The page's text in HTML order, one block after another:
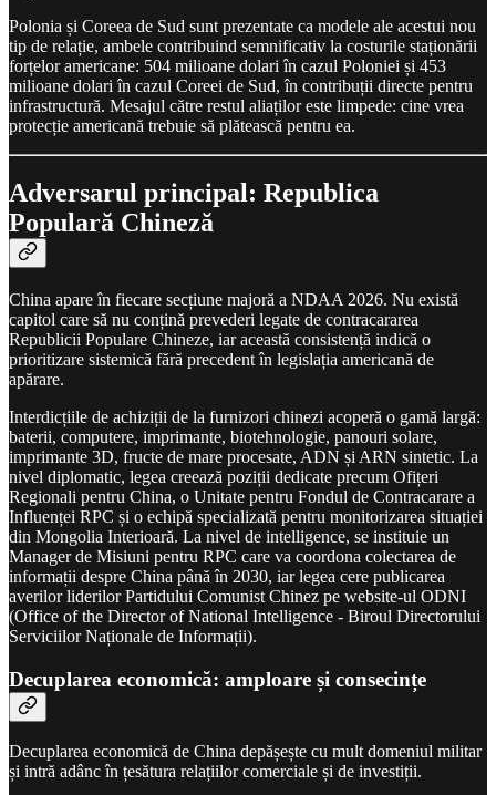
Polonia și Coreea de Sud sunt prezentate ca modele ale acestui nou
tip de relație, ambele contribuind semnificativ la costurile staționării
forțelor americane: 504 milioane dolari în cazul Poloniei și 453
milioane dolari în cazul Coreei de Sud, în contribuții directe pentru
infrastructură. Mesajul către restul aliaților este limpede: cine vrea
protecție americană trebuie să plătească pentru ea.
Adversarul principal: Republica
Populară Chineză
China apare în fiecare secțiune majoră a NDAA 2026. Nu există
capitol care să nu conțină prevederi legate de contracararea
Republicii Populare Chineze, iar această consistență indică o
prioritizare sistemică fără precedent în legislația americană de
apărare.
Interdicțiile de achiziții de la furnizori chinezi acoperă o gamă largă:
baterii, computere, imprimante, biotehnologie, panouri solare,
imprimante 3D, fructe de mare procesate, ADN și ARN sintetic. La
nivel diplomatic, legea creează poziții dedicate precum Ofițeri
Regionali pentru China, o Unitate pentru Fondul de Contracarare a
Influenței RPC și o echipă specializată pentru monitorizarea situației
din Mongolia Interioară. La nivel de intelligence, se instituie un
Manager de Misiuni pentru RPC care va coordona colectarea de
informații despre China până în 2030, iar legea cere publicarea
averilor liderilor Partidului Comunist Chinez pe website-ul ODNI
(Office of the Director of National Intelligence - Biroul Directorului
Serviciilor Naționale de Informații).
Decuplarea economică: amploare și consecințe
Decuplarea economică de China depășește cu mult domeniul militar
și intră adânc în țesătura relațiilor comerciale și de investiții.